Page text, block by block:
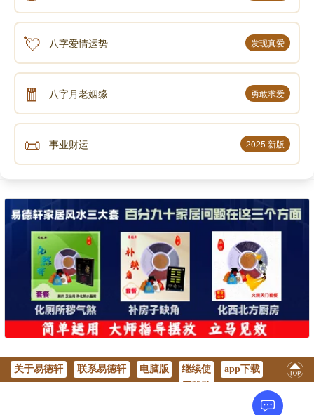
💘 八字爱情运势 发现真爱
🧧 八字月老姻缘 勇敢求爱
📜 事业财运 2025 新版
关于易德轩 联系易德轩 电脑版
继续使
app下载